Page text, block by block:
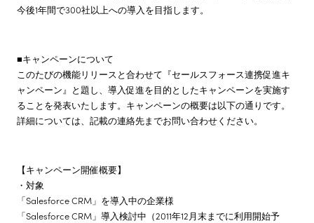
今後1年間で300社以上への導入を目指します。
■キャンペーンについて
このたびの機能リリースと合わせて『セールスフォース連携促進キ
ャンペーン』と題し、導入促進を目的としたキャンペーンを実施す
ることを発表いたします。キャンペーンの概要は以下の通りです。
詳細については、記載の連絡先までお問い合わせください。
【キャンペーン開催概要】
・対象
「Salesforce CRM」を導入中の企業様
「Salesforce CRM」導入検討中（2011年12月末までに利用開始予